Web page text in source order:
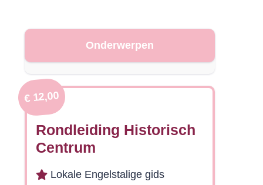
Onderwerpen
€ 12,00
Rondleiding Historisch
Centrum
Lokale Engelstalige gids